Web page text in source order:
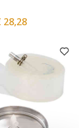
28,28